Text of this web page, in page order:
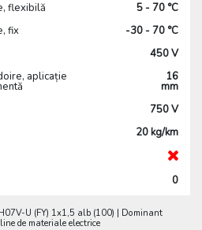
flexibilă
5 - 70 °C
fix
-30 - 70 °C
450 V
aplicație
16
mm
750 V
20 kg/km
0
U (FY) 1x1,5 alb (100) | Dominant
de materiale electrice